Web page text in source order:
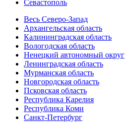
Севастополь
Весь Северо-Запад
Архангельская область
Калининградская область
Вологодская область
Ненецкий автономный округ
Ленинградская область
Мурманская область
Новгородская область
Псковская область
Республика Карелия
Республика Коми
Санкт-Петербург